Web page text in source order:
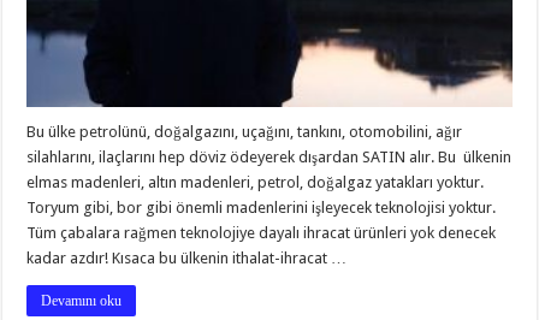
Bu ülke petrolünü, doğalgazını, uçağını, tankını, otomobilini, ağır
silahlarını, ilaçlarını hep döviz ödeyerek dışardan SATIN alır. Bu ülkenin
elmas madenleri, altın madenleri, petrol, doğalgaz yatakları yoktur.
Toryum gibi, bor gibi önemli madenlerini işleyecek teknolojisi yoktur.
Tüm çabalara rağmen teknolojiye dayalı ihracat ürünleri yok denecek
kadar azdır! Kısaca bu ülkenin ithalat-ihracat …
Devamını oku